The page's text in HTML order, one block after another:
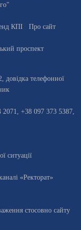
КПІ
Про сайт
проспект
, довiдка телефонної
2071, +38 097 373 5387,
ситуації
«Ректорат»
стосовно сайту